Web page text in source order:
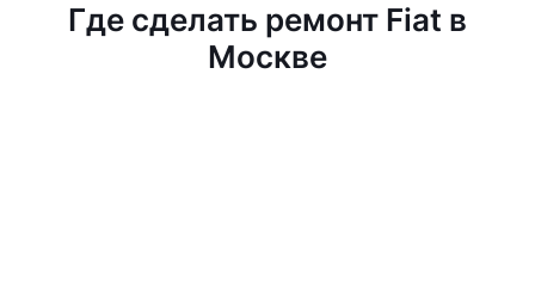
Где сделать ремонт Fiat в
Москве